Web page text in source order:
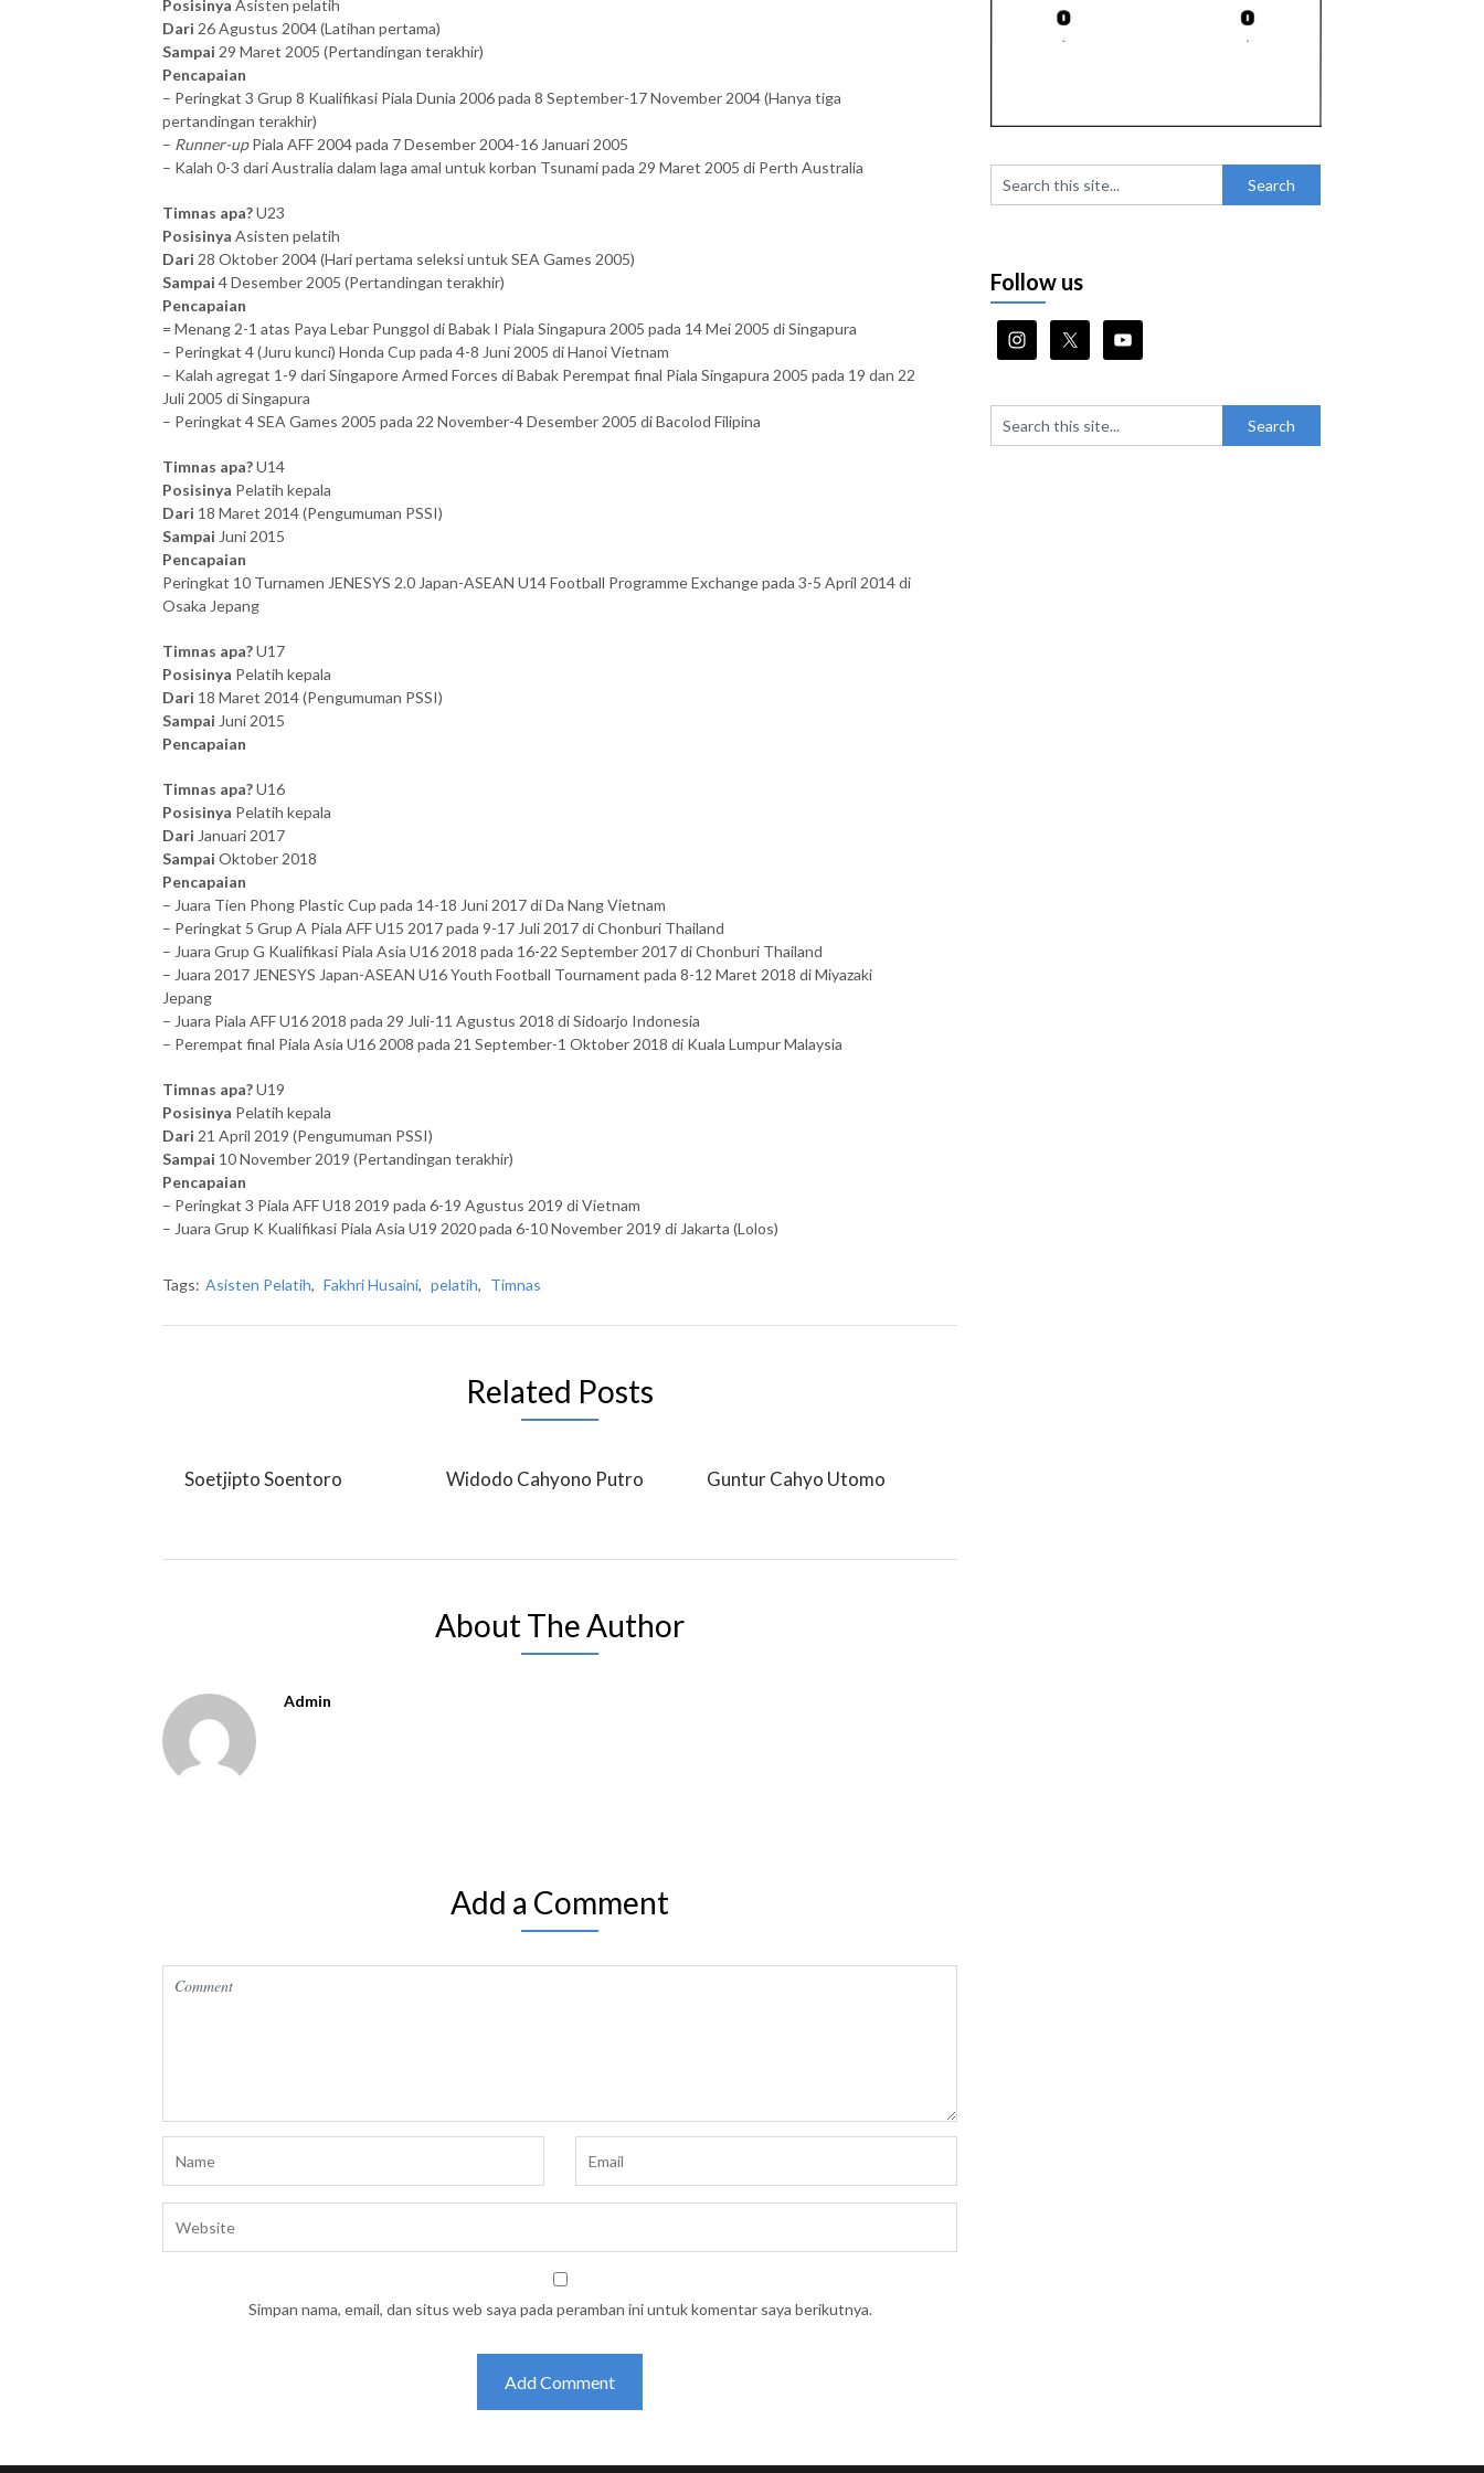
Posisinya Asisten pelatih
Dari 26 Agustus 2004 (Latihan pertama)
Sampai 29 Maret 2005 (Pertandingan terakhir)
Pencapaian
– Peringkat 3 Grup 8 Kualifikasi Piala Dunia 2006 pada 8 September-17 November 2004 (Hanya tiga
pertandingan terakhir)
– Runner-upPiala AFF 2004 pada 7 Desember 2004-16 Januari 2005
– Kalah 0-3 dari Australia dalam laga amal untuk korban Tsunami pada 29 Maret 2005 di Perth Australia
Timnas apa?U23
Posisinya Asisten pelatih
Dari 28 Oktober 2004 (Hari pertama seleksi untuk SEA Games 2005)
Sampai 4 Desember 2005 (Pertandingan terakhir)
Pencapaian
= Menang 2-1 atas Paya Lebar Punggol di Babak I Piala Singapura 2005 pada 14 Mei 2005 di Singapura
– Peringkat 4 (Juru kunci) Honda Cup pada 4-8 Juni 2005 di Hanoi Vietnam
– Kalah agregat 1-9 dari Singapore Armed Forces di Babak Perempat final Piala Singapura 2005 pada 19 dan 22
Juli 2005 di Singapura
– Peringkat 4 SEA Games 2005 pada 22 November-4 Desember 2005 di Bacolod Filipina
Timnas apa?U14
Posisinya Pelatih kepala
Dari 18 Maret 2014 (Pengumuman PSSI)
Sampai Juni 2015
Pencapaian
Peringkat 10 Turnamen JENESYS 2.0 Japan-ASEAN U14 Football Programme Exchange pada 3-5 April 2014 di
Osaka Jepang
Timnas apa?U17
Posisinya Pelatih kepala
Dari 18 Maret 2014 (Pengumuman PSSI)
Sampai Juni 2015
Pencapaian
Timnas apa?U16
Posisinya Pelatih kepala
Dari Januari 2017
Sampai Oktober 2018
Pencapaian
– Juara Tien Phong Plastic Cup pada 14-18 Juni 2017 di Da Nang Vietnam
– Peringkat 5 Grup A Piala AFF U15 2017 pada 9-17 Juli 2017 di Chonburi Thailand
– Juara Grup G Kualifikasi Piala Asia U16 2018 pada 16-22 September 2017 di Chonburi Thailand
– Juara 2017 JENESYS Japan-ASEAN U16 Youth Football Tournament pada 8-12 Maret 2018 di Miyazaki
Jepang
– Juara Piala AFF U16 2018 pada 29 Juli-11 Agustus 2018 di Sidoarjo Indonesia
– Perempat final Piala Asia U16 2008 pada 21 September-1 Oktober 2018 di Kuala Lumpur Malaysia
Timnas apa?U19
Posisinya Pelatih kepala
Dari 21 April 2019 (Pengumuman PSSI)
Sampai 10 November 2019 (Pertandingan terakhir)
Pencapaian
– Peringkat 3 Piala AFF U18 2019 pada 6-19 Agustus 2019 di Vietnam
– Juara Grup K Kualifikasi Piala Asia U19 2020 pada 6-10 November 2019 di Jakarta (Lolos)
Tags: Asisten Pelatih, Fakhri Husaini, pelatih, Timnas
Related Posts
Soetjipto Soentoro Widodo Cahyono Putro Guntur Cahyo Utomo
About The Author
Admin
Add a Comment
Simpan nama, email, dan situs web saya pada peramban ini untuk komentar saya berikutnya.
Follow us